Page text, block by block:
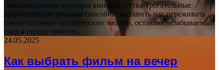
Эмоциональные шедевры киноискусства Трогательные
драматические фильмы способны заставить нас переживать
самые глубокие человеческие эмоции, оставляя незабываемый
след в сердце зрителя.…
24.05.2025
Как выбрать фильм на вечер